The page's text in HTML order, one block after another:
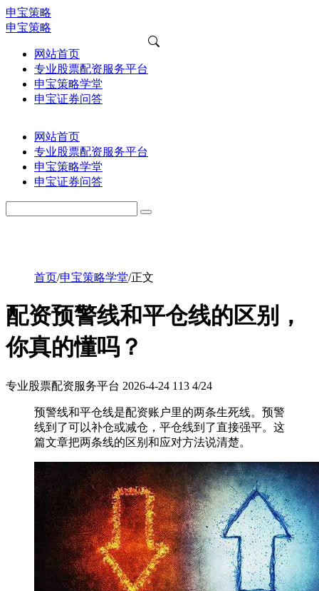
申宝策略
申宝策略
网站首页
专业股票配资服务平台
申宝策略学堂
申宝证券问答
网站首页
专业股票配资服务平台
申宝策略学堂
申宝证券问答
首页/申宝策略学堂/正文
配资预警线和平仓线的区别，
你真的懂吗？
专业股票配资服务平台 2026-4-24 113 4/24
预警线和平仓线是配资账户里的两条生死线。预警
线到了可以补仓或减仓，平仓线到了直接强平。这
篇文章把两条线的区别和应对方法说清楚。